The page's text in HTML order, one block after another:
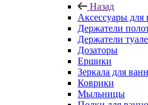
Назад
Аксессуары для
Держатели
Держатели
Дозаторы
Ершики
Зеркала для
Коврики
Мыльницы